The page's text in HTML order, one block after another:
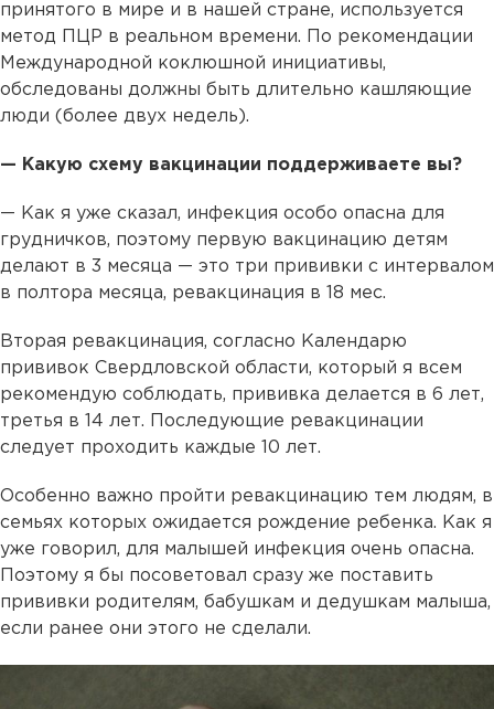
принятого в мире и в нашей стране, используется
метод ПЦР в реальном времени. По рекомендации
Международной коклюшной инициативы,
обследованы должны быть длительно кашляющие
люди (более двух недель).
— Какую схему вакцинации поддерживаете вы?
— Как я уже сказал, инфекция особо опасна для
грудничков, поэтому первую вакцинацию детям
делают в 3 месяца — это три прививки с интервалом
в полтора месяца, ревакцинация в 18 мес.
Вторая ревакцинация, согласно Календарю
прививок Свердловской области, который я всем
рекомендую соблюдать, прививка делается в 6 лет,
третья в 14 лет. Последующие ревакцинации
следует проходить каждые 10 лет.
Особенно важно пройти ревакцинацию тем людям, в
семьях которых ожидается рождение ребенка. Как я
уже говорил, для малышей инфекция очень опасна.
Поэтому я бы посоветовал сразу же поставить
прививки родителям, бабушкам и дедушкам малыша,
если ранее они этого не сделали.